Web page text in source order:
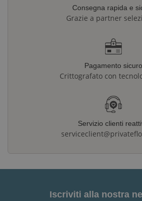
Consegna rapida e
Grazie a partner
Pagamento sicuro
Crittografato con
Servizio clienti
Iscriviti alla nostra